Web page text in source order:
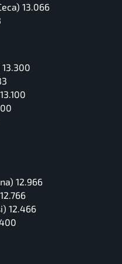
13.066
12.966
12.466